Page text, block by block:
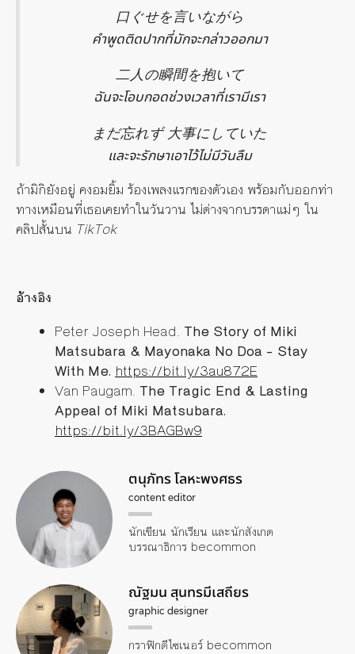
口ぐせを言いながら
คำพูดติดปากที่มักจะกล่าวออกมา
二人の瞬間を抱いて
ฉันจะโอบกอดช่วงเวลาที่เรามีเรา
まだ忘れず 大事にしていた
และจะรักษาเอาไว้ไม่มีวันลืม
ถ้ามิกิยังอยู่ คงอมยิ้ม ร้องเพลงแรกของตัวเอง พร้อมกับออกท่า
ทางเหมือนที่เธอเคยทำในวันวาน ไม่ต่างจากบรรดาแม่ๆ ใน
คลิปสั้นบน TikTok
อ้างอิง
Peter Joseph Head. The Story of Miki
Matsubara & Mayonaka No Doa – Stay
With Me. https://bit.ly/3au872E
Van Paugam. The Tragic End & Lasting
Appeal of Miki Matsubara.
https://bit.ly/3BAGBw9
ตนุภัทร โลหะพงศธร
content editor
นักเขียน นักเรียน และนักสังเกต
บรรณาธิการ becommon
ณัฐมน สุนทรมีเสถียร
graphic designer
กราฟิกดีไซเนอร์ becommon